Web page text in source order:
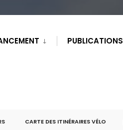
PUBLICATIONS
CARTE DES ITINÉRAIRES VÉLO